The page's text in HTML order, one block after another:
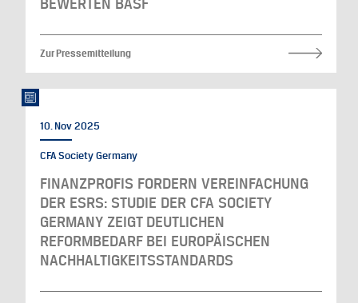
Zur Pressemitteilung
10. Nov 2025
CFA Society Germany
FINANZPROFIS FORDERN VEREINFACHUNG
DER ESRS: STUDIE DER CFA SOCIETY
GERMANY ZEIGT DEUTLICHEN
REFORMBEDARF BEI EUROPÄISCHEN
NACHHALTIGKEITSSTANDARDS